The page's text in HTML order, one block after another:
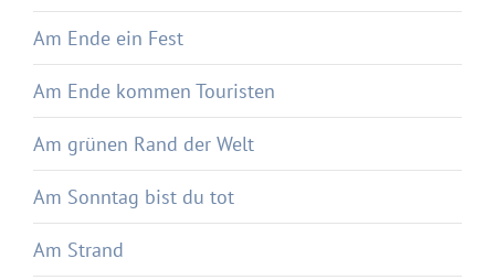
Am Ende ein Fest
Am Ende kommen Touristen
Am grünen Rand der Welt
Am Sonntag bist du tot
Am Strand